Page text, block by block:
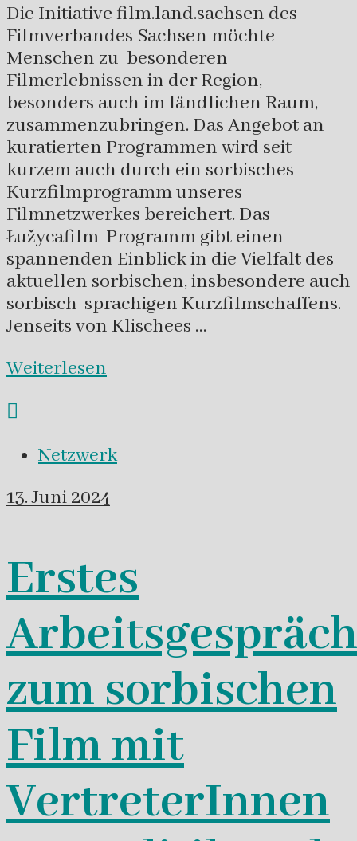
Die Initiative film.land.sachsen des
Filmverbandes Sachsen möchte
Menschen zu besonderen
Filmerlebnissen in der Region,
besonders auch im ländlichen Raum,
zusammenzubringen. Das Angebot an
kuratierten Programmen wird seit
kurzem auch durch ein sorbisches
Kurzfilmprogramm unseres
Filmnetzwerkes bereichert. Das
Łužycafilm-Programm gibt einen
spannenden Einblick in die Vielfalt des
aktuellen sorbischen, insbesondere auch
sorbisch-sprachigen Kurzfilmschaffens.
Jenseits von Klischees …
Weiterlesen
Netzwerk
13. Juni 2024
Erstes
Arbeitsgespräch
zum sorbischen
Film mit
VertreterInnen